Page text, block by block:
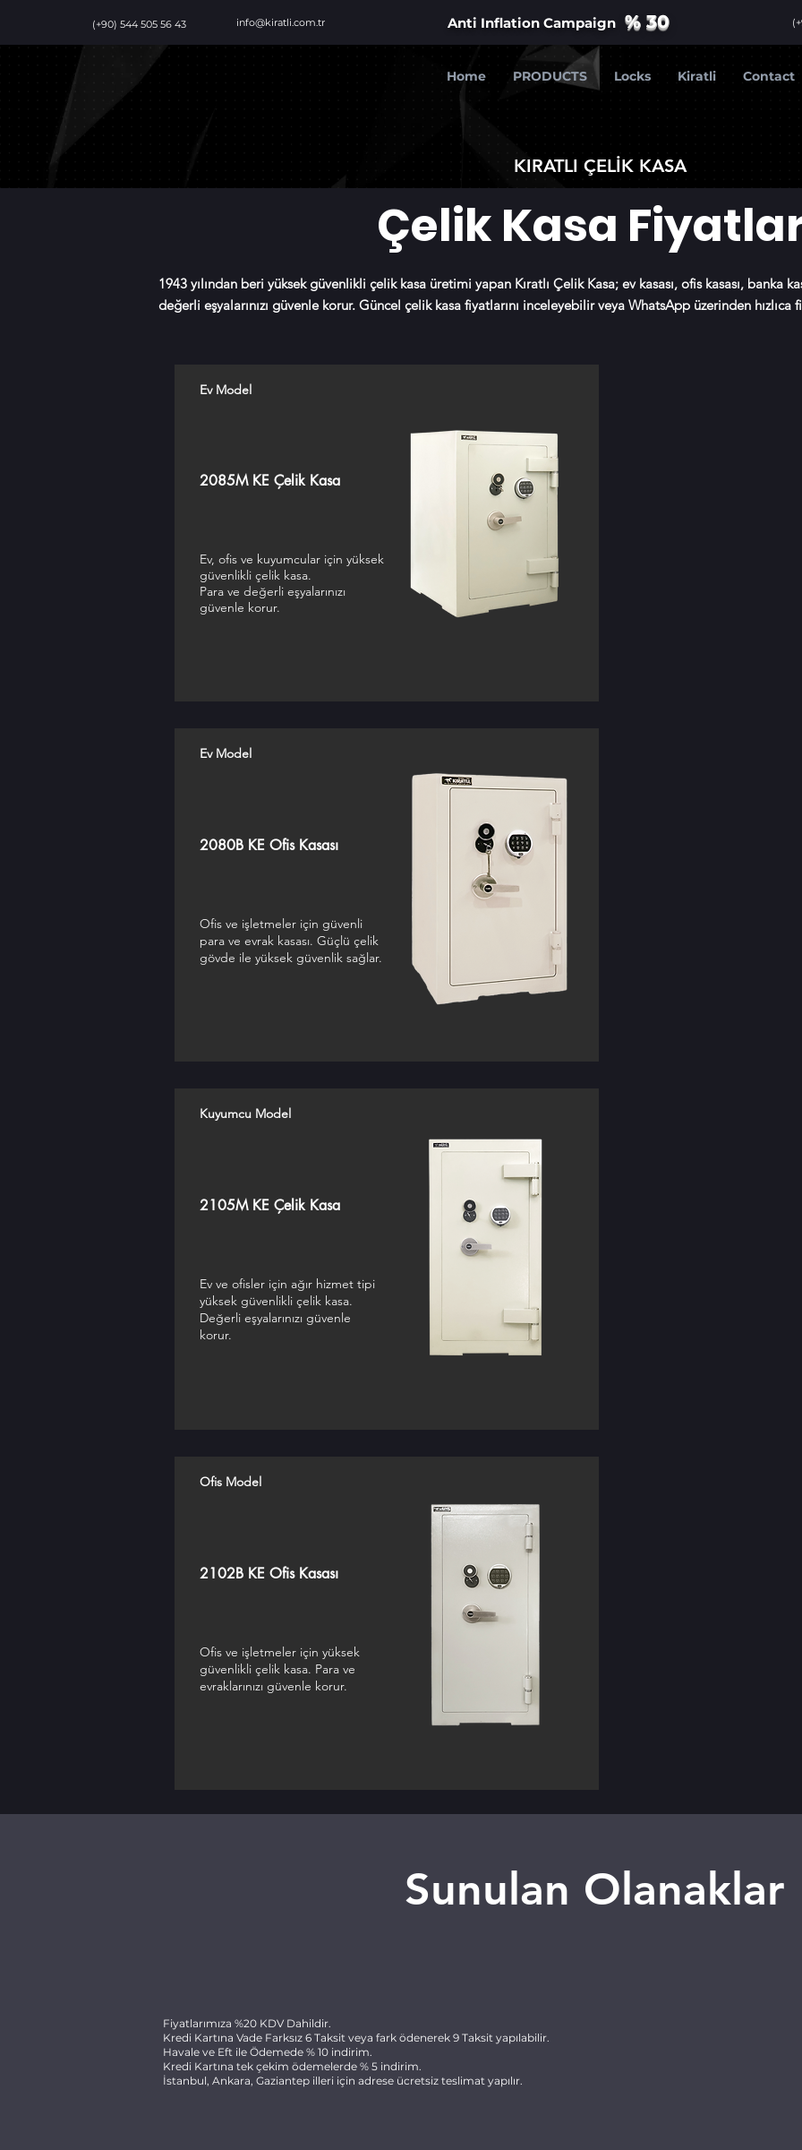
(+90) 544 505 56 43 info@kiratli.com.tr ​Anti Inflation Campaign % 30
Home PRODUCTS Locks Kiratli Contact
KIRATLI ÇELİK KASA
Çelik Kasa
1943 yılından beri yüksek güvenlikli çelik kasa üretimi yapan Kıratlı Çelik Kasa; ev kasası, ofis kasası, banka
değerli eşyalarınızı güvenle korur. Güncel çelik kasa fiyatlarını inceleyebilir veya WhatsApp üzerinden
Ev Model
2085M KE Çelik Kasa
Ev, ofis ve kuyumcular için yüksek
güvenlikli çelik kasa.
Para ve değerli eşyalarınızı
güvenle korur.
Ev Model
2080B KE Ofis Kasası
Ofis ve işletmeler için güvenli
para ve evrak kasası. Güçlü çelik
gövde ile yüksek güvenlik sağlar.
Kuyumcu Model
2105M KE Çelik Kasa
Ev ve ofisler için ağır hizmet tipi
yüksek güvenlikli çelik kasa.
Değerli eşyalarınızı güvenle
korur.
Ofis Model
2102B KE Ofis Kasası
Ofis ve işletmeler için yüksek
güvenlikli çelik kasa. Para ve
evraklarınızı güvenle korur.
Sunulan Olanaklar
Fiyatlarımıza %20 KDV Dahildir.
Kredi Kartına Vade Farksız 6 Taksit veya fark ödenerek 9 Taksit yapılabilir.
Havale ve Eft ile Ödemede % 10 indirim.
Kredi Kartına tek çekim ödemelerde % 5 indirim.
İstanbul, Ankara, Gaziantep illeri için adrese ücretsiz teslimat yapılır.